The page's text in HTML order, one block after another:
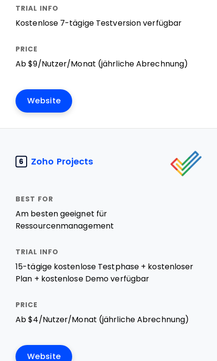
Kostenlose 7-tägige Testversion verfügbar
Ab $9/Nutzer/Monat (jährliche Abrechnung)
Website
6 Zoho Projects
Am besten geeignet für
Ressourcenmanagement
15-tägige kostenlose Testphase + kostenloser
Plan + kostenlose Demo verfügbar
Ab $4/Nutzer/Monat (jährliche Abrechnung)
Website